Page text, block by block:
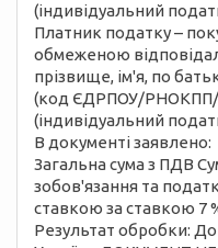
(індивідуальний
Платник податку –
обмеженою
прізвище, ім'я, по
(код ЄДРПОУ/РНОКПП/
(індивідуальний
В документі заявлено:
Загальна сума з ПДВ
зобов'язання та
ставкою за ставкою 7
Результат обробки: